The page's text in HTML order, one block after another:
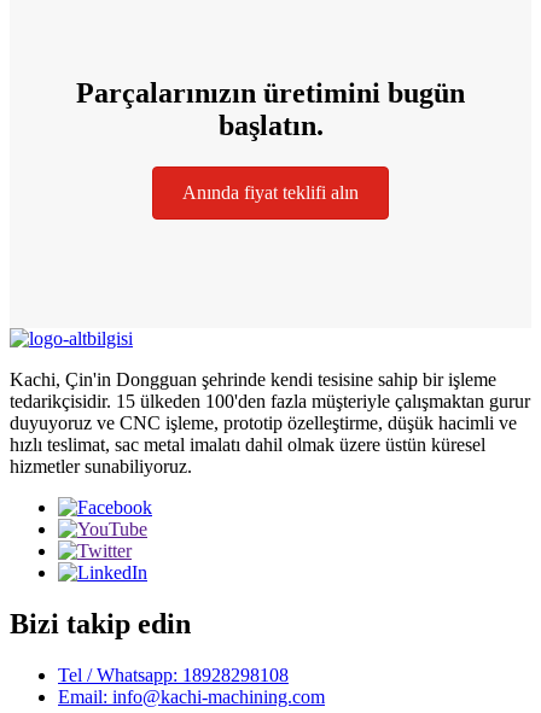
Parçalarınızın üretimini bugün
başlatın.
Anında fiyat teklifi alın
Kachi, Çin'in Dongguan şehrinde kendi tesisine sahip bir işleme
tedarikçisidir. 15 ülkeden 100'den fazla müşteriyle çalışmaktan gurur
duyuyoruz ve CNC işleme, prototip özelleştirme, düşük hacimli ve
hızlı teslimat, sac metal imalatı dahil olmak üzere üstün küresel
hizmetler sunabiliyoruz.
Bizi takip edin
Tel / Whatsapp: 18928298108
Email: info@kachi-machining.com